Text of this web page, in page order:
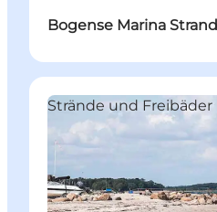
Bogense Marina Strand
Strände und Freibäder